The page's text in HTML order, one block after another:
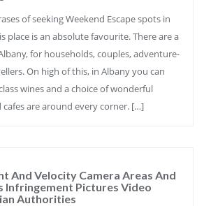
of seeking Weekend Escape spots in
place is an absolute favourite. There are a
for households, couples, adventure-
On high of this, in Albany you can
wines and a choice of wonderful
are around every corner. […]
And Velocity Camera Areas And
Infringement Pictures Video
Authorities